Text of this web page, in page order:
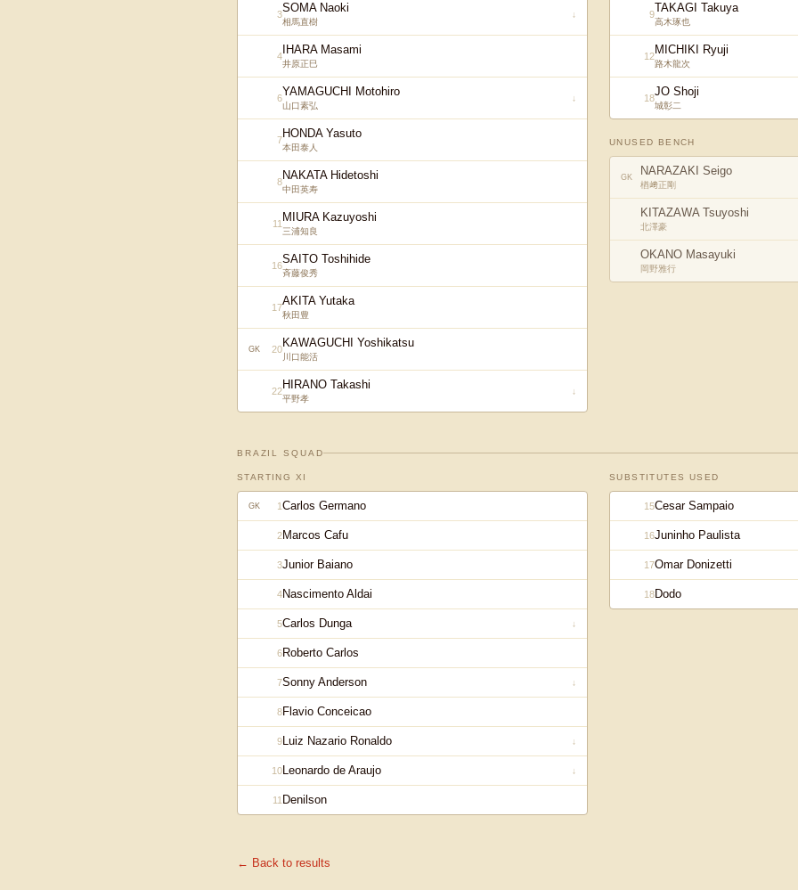
3SOMA Naoki
相馬直樹
↓
4 IHARA Masami
井原正巳
6YAMAGUCHI Motohiro
山口素弘
↓
7HONDA Yasuto
本田泰人
8NAKATA Hidetoshi
中田英寿
11 MIURA Kazuyoshi
三浦知良
16SAITO Toshihide
斉藤俊秀
17AKITA Yutaka
秋田豊
GK 20KAWAGUCHI Yoshikatsu
川口能活
22HIRANO Takashi
平野孝
↓
9TAKAGI Takuya
高木琢也
12MICHIKI Ryuji
路木龍次
18JO Shoji
城彰二
UNUSED BENCH
GK NARAZAKI Seigo
楢﨑正剛
KITAZAWA Tsuyoshi
北澤豪
OKANO Masayuki
岡野雅行
BRAZIL SQUAD
STARTING XI
GK 1Carlos Germano
2Marcos Cafu
3Junior Baiano
4Nascimento Aldai
5Carlos Dunga ↓
6Roberto Carlos
7Sonny Anderson ↓
8Flavio Conceicao
9Luiz Nazario Ronaldo ↓
10Leonardo de Araujo ↓
11 Denilson
SUBSTITUTES USED
15Cesar Sampaio
16Juninho Paulista
17Omar Donizetti
18Dodo
← Back to results